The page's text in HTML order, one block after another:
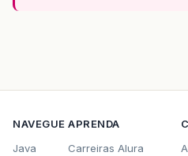
NAVEGUE
Java
APRENDA
Carreiras Alura